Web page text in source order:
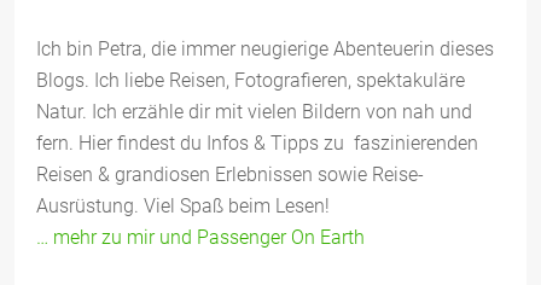
Ich bin Petra, die immer neugierige Abenteuerin dieses
Blogs. Ich liebe Reisen, Fotografieren, spektakuläre
Natur. Ich erzähle dir mit vielen Bildern von nah und
fern. Hier findest du Infos & Tipps zu faszinierenden
Reisen & grandiosen Erlebnissen sowie Reise-
Ausrüstung. Viel Spaß beim Lesen!
… mehr zu mir und Passenger On Earth